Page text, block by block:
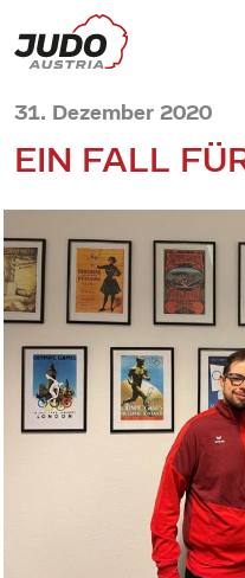
31. Dezember 2020
EIN FALL